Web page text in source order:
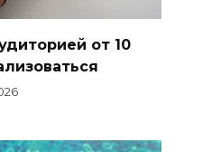
от 10